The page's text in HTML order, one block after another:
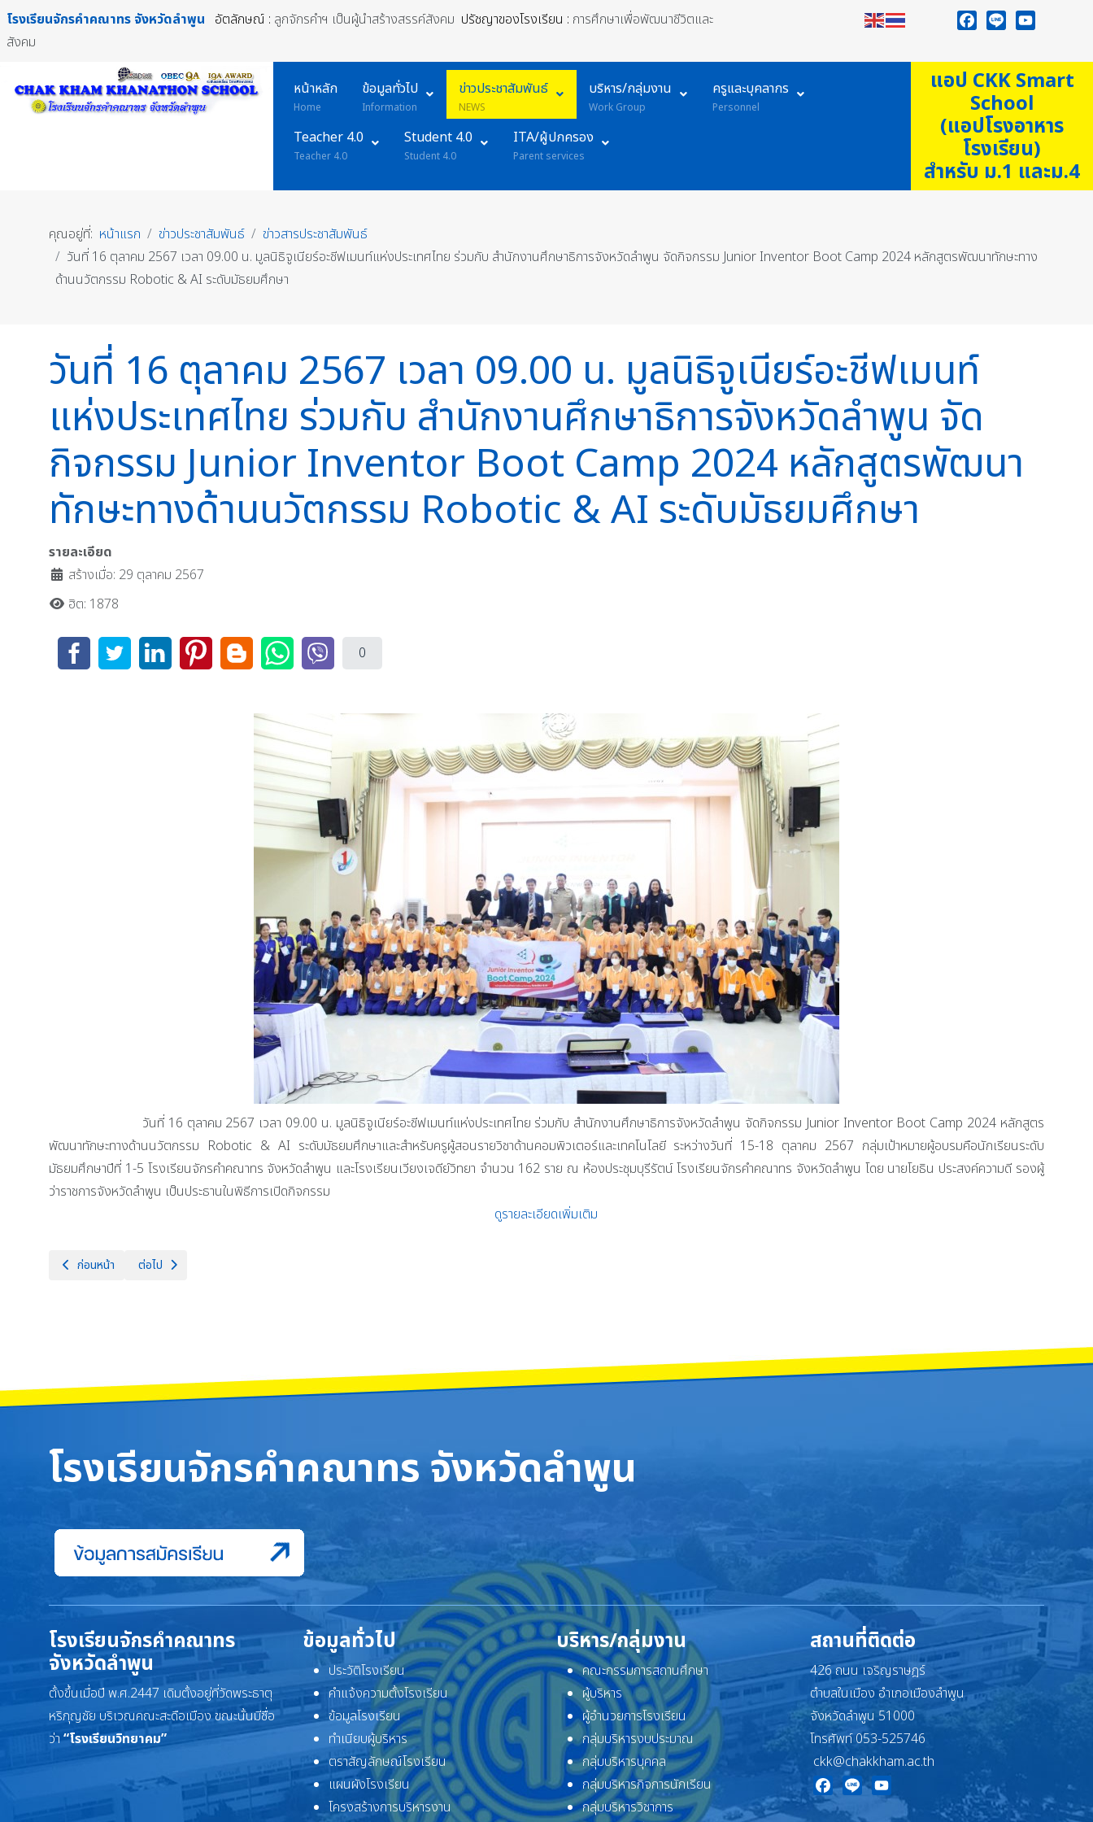
โรงเรียนจักรคำคณาทร จังหวัดลำพูน อัตลักษณ์ : ลูกจักรคำฯ เป็นผู้นำสร้างสรรค์สังคม ปรัชญาของโรงเรียน : การศึกษาเพื่อพัฒนาชีวิตและ
สังคม
หน้าหลัก
Home
ข้อมูลทั่วไป
Information
ข่าวประชาสัมพันธ์
NEWS
บริหาร/กลุ่มงาน
Work Group
ครูและบุคลากร
Personnel
Teacher 4.0
Teacher 4.0
Student 4.0
Student 4.0
ITA/ผู้ปกครอง
Parent services
แอป CKK Smart
School
(แอปโรงอาหาร
โรงเรียน)
สำหรับ ม.1 และม.4
คุณอยู่ที่: หน้าแรก ข่าวประชาสัมพันธ์
ข่าวสารประชาสัมพันธ์
วันที่ 16 ตุลาคม 2567 เวลา 09.00 น. มูลนิธิจูเนียร์อะชีฟเมนท์แห่งประเทศไทย ร่วมกับ สำนักงานศึกษาธิการจังหวัดลำพูน จัดกิจกรรม Junior Inventor Boot Camp 2024 หลักสูตรพัฒนาทักษะทาง
ด้านนวัตกรรม Robotic & AI ระดับมัธยมศึกษา
วันที่ 16 ตุลาคม 2567 เวลา 09.00 น. มูลนิธิจูเนียร์อะชีฟเมนท์
แห่งประเทศไทย ร่วมกับ สำนักงานศึกษาธิการจังหวัดลำพูน จัด
กิจกรรม Junior Inventor Boot Camp 2024 หลักสูตรพัฒนา
ทักษะทางด้านนวัตกรรม Robotic & AI ระดับมัธยมศึกษา
รายละเอียด
สร้างเมื่อ: 29 ตุลาคม 2567
ฮิต: 1878
0
วันที่ 16 ตุลาคม 2567 เวลา 09.00 น. มูลนิธิจูเนียร์อะชีฟเมนท์แห่งประเทศไทย ร่วมกับ สำนักงานศึกษาธิการจังหวัดลำพูน จัดกิจกรรม Junior Inventor Boot Camp 2024 หลักสูตร
พัฒนาทักษะทางด้านนวัตกรรม Robotic & AI ระดับมัธยมศึกษาและสำหรับครูผู้สอนรายวิชาด้านคอมพิวเตอร์และเทคโนโลยี ระหว่างวันที่ 15-18 ตุลาคม 2567 กลุ่มเป้าหมายผู้อบรมคือนักเรียนระดับ
มัธยมศึกษาปีที่ 1-5 โรงเรียนจักรคำคณาทร จังหวัดลำพูน และโรงเรียนเวียงเจดีย์วิทยา จำนวน 162 ราย ณ ห้องประชุมบุรีรัตน์ โรงเรียนจักรคำคณาทร จังหวัดลำพูน โดย นายโยธิน ประสงค์ความดี รองผู้
ว่าราชการจังหวัดลำพูน เป็นประธานในพิธีการเปิดกิจกรรม
ดูรายละเอียดเพิ่มเติม
เนื้อหาก่อนหน้า: วันพุธที่ 23 ตุลาคม 2567 นายธำรงค์ หน่อเรือง ผู้อำนวยการโรงเรียนจักรคำคณาทร จังหวัดลำพูน พร้อมด้วยคณะผู้บริหาร และคณะครูกลุ่มสาระการเรียนรู้สุขศึกษาและพลศึกษา เข้าร่วมกิจกรรมน้อมรำลึก เนื่องในวันคล้าย
ก่อนหน้า เนื้อหาถัดไป: วันที่ 15 ตุลาคม 2567 นายสันติธร ยิ้มละมัย ผู้ว่าราชการจังหวัดลำพูน เป็นประธานเปิดกิจกรรม Junior Inventor Boot Camp 2024
ต่อไป
โรงเรียนจักรคำคณาทร จังหวัดลำพูน
โรงเรียนจักรคำคณาทร
จังหวัดลำพูน
ตั้งขึ้นเมื่อปี พ.ศ.2447 เดิมตั้งอยู่ที่วัดพระธาตุ
หริภุญชัย บริเวณคณะสะดือเมือง ขณะนั้นมีชื่อ
ว่า“โรงเรียนวิทยาคม”
ข้อมูลทั่วไป
ประวัติโรงเรียน
คำแจ้งความตั้งโรงเรียน
ข้อมูลโรงเรียน
ทำเนียบผู้บริหาร
ตราสัญลักษณ์โรงเรียน
แผนผังโรงเรียน
โครงสร้างการบริหารงาน
บริหาร/กลุ่มงาน
คณะกรรมการสถานศึกษา
ผู้บริหาร
ผู้อำนวยการโรงเรียน
กลุ่มบริหารงบประมาณ
กลุ่มบริหารบุคคล
กลุ่มบริหารกิจการนักเรียน
กลุ่มบริหารวิชาการ
สถานที่ติดต่อ
426 ถนน เจริญราษฎร์
ตำบลในเมือง อำเภอเมืองลำพูน
จังหวัดลำพูน 51000
โทรศัพท์ 053-525746
ckk@chakkham.ac.th
Facebook YouTube